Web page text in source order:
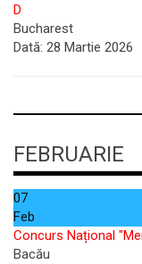
D
Bucharest
Dată: 28 Martie 2026
FEBRUARIE
07
Feb
Concurs Național
Bacău